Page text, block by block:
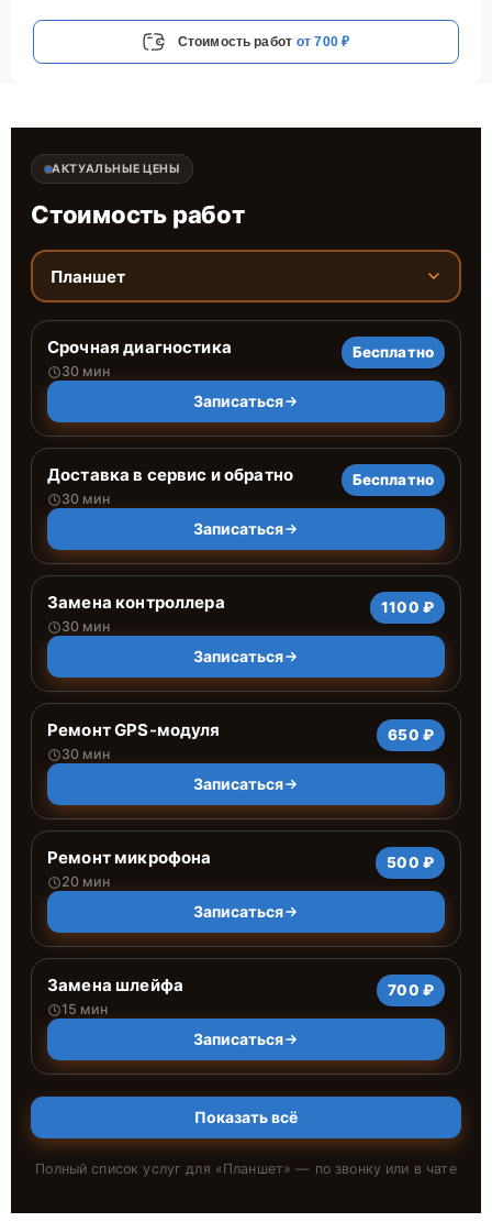
Стоимость работ от 700 ₽
АКТУАЛЬНЫЕ ЦЕНЫ
Стоимость работ
Планшет
Срочная диагностика
30 мин
Бесплатно
Записаться
Доставка в сервис и обратно
30 мин
Бесплатно
Записаться
Замена контроллера
30 мин
1100 ₽
Записаться
Ремонт GPS-модуля
30 мин
650 ₽
Записаться
Ремонт микрофона
20 мин
500 ₽
Записаться
Замена шлейфа
15 мин
700 ₽
Записаться
Показать всё
Полный список услуг для «Планшет» — по звонку или в чате